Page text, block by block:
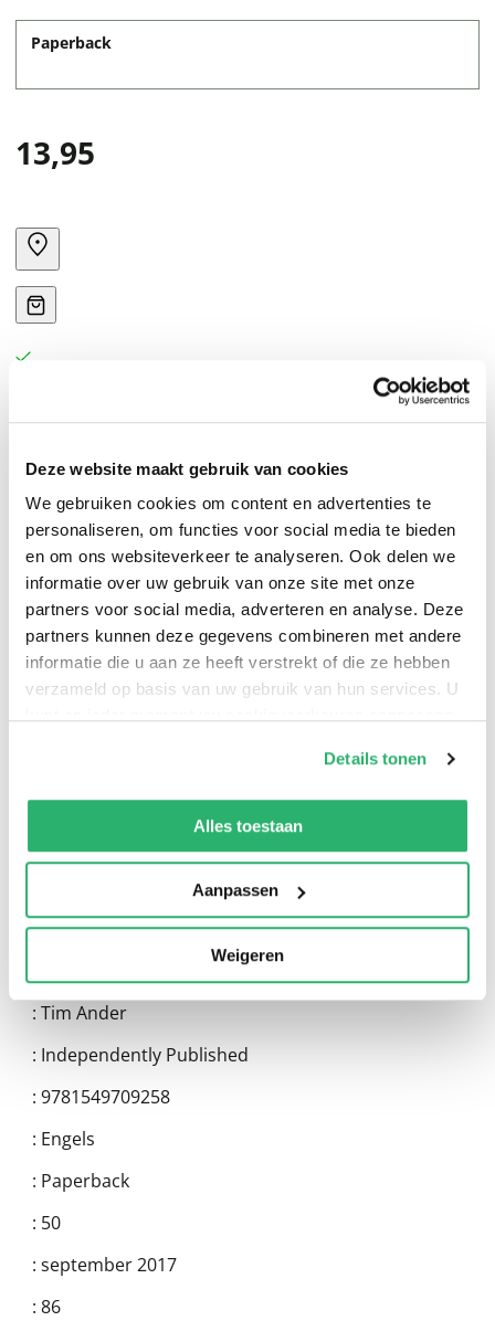
Deze website maakt gebruik van cookies
We gebruiken cookies om content en advertenties te
personaliseren, om functies voor social media te bieden
en om ons websiteverkeer te analyseren. Ook delen we
informatie over uw gebruik van onze site met onze
partners voor social media, adverteren en analyse. Deze
partners kunnen deze gegevens combineren met andere
informatie die u aan ze heeft verstrekt of die ze hebben
verzameld op basis van uw gebruik van hun services. U
kunnen ontvangen en verwerken.
Details tonen
Alles toestaan
Aanpassen
Weigeren
Paperback
13,95
0|0
: Tim Ander
: Independently Published
: 9781549709258
: Engels
: Paperback
: 50
: september 2017
: 86